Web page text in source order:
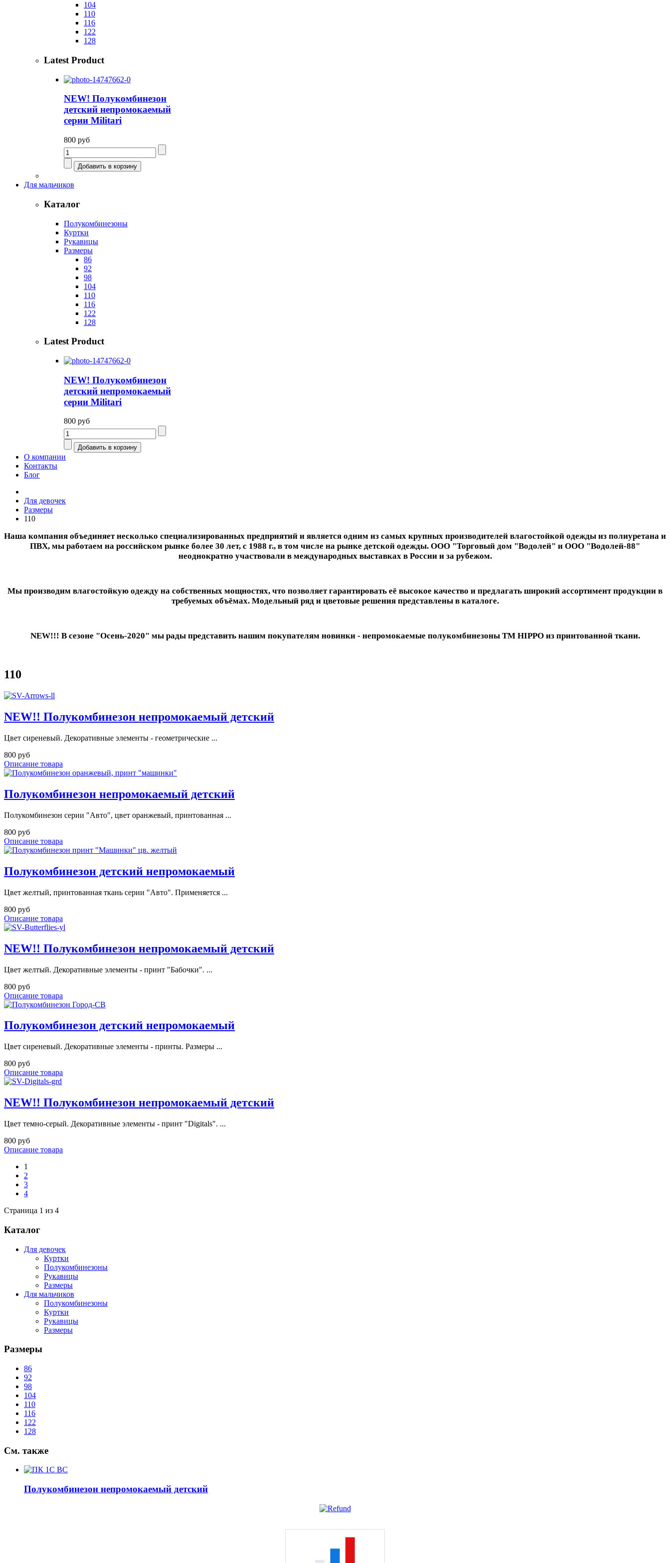
104
110
116
122
128
Latest Product
NEW! Полукомбинезон
детский непромокаемый
серии Militari
800 руб
Для мальчиков
Каталог
Полукомбинезоны
Куртки
Рукавицы
Размеры
86
92
98
104
110
116
122
128
Latest Product
NEW! Полукомбинезон
детский непромокаемый
серии Militari
800 руб
О компании
Контакты
Блог
Для девочек
Размеры
110
Наша компания объединяет несколько специализированных предприятий и является одним из самых крупных производителей влагостойкой одежды из полиуретана и
ПВХ, мы работаем на российском рынке более 30 лет, с 1988 г., в том числе на рынке детской одежды. ООО "Торговый дом "Водолей" и ООО "Водолей-88"
неоднократно участвовали в международных выставках в России и за рубежом.
Мы производим влагостойкую одежду на собственных мощностях, что позволяет гарантировать её высокое качество и предлагать широкий ассортимент продукции в
требуемых объёмах. Модельный ряд и цветовые решения представлены в каталоге.
NEW!!! В сезоне "Осень-2020" мы рады представить нашим покупателям новинки - непромокаемые полукомбинезоны ТМ HIPPO из принтованной ткани.
110
NEW!! Полукомбинезон непромокаемый детский
Цвет сиреневый. Декоративные элементы - геометрические ...
800 руб
Описание товара
Полукомбинезон непромокаемый детский
Полукомбинезон серии "Авто", цвет оранжевый, принтованная ...
800 руб
Описание товара
Полукомбинезон детский непромокаемый
Цвет желтый, принтованная ткань серии "Авто". Применяется ...
800 руб
Описание товара
NEW!! Полукомбинезон непромокаемый детский
Цвет желтый. Декоративные элементы - принт "Бабочки". ...
800 руб
Описание товара
Полукомбинезон детский непромокаемый
Цвет сиреневый. Декоративные элементы - принты. Размеры ...
800 руб
Описание товара
NEW!! Полукомбинезон непромокаемый детский
Цвет темно-серый. Декоративные элементы - принт "Digitals". ...
800 руб
Описание товара
1
2
3
4
Страница 1 из 4
Каталог
Для девочек
Куртки
Полукомбинезоны
Рукавицы
Размеры
Для мальчиков
Полукомбинезоны
Куртки
Рукавицы
Размеры
Размеры
86
92
98
104
110
116
122
128
См. также
Полукомбинезон непромокаемый детский